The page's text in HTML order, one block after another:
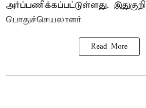
அர்ப்பணிக்கப்பட்டுள்ளது.
பொதுச்செயலாளர்
Read More